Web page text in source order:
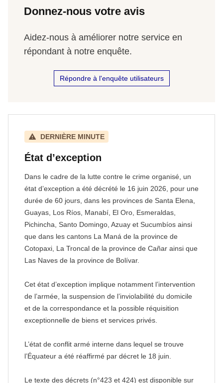
Donnez-nous votre avis
Aidez-nous à améliorer notre service en
répondant à notre enquête.
Répondre à l'enquête utilisateurs
État d’exception
Dans le cadre de la lutte contre le crime organisé, un
état d’exception a été décrété le 16 juin 2026, pour une
durée de 60 jours, dans les provinces de Santa Elena,
Guayas, Los Ríos, Manabí, El Oro, Esmeraldas,
Pichincha, Santo Domingo, Azuay et Sucumbíos ainsi
que dans les cantons La Maná de la province de
Cotopaxi, La Troncal de la province de Cañar ainsi que
Las Naves de la province de Bolívar.
Cet état d’exception implique notamment l’intervention
de l’armée, la suspension de l’inviolabilité du domicile
et de la correspondance et la possible réquisition
exceptionnelle de biens et services privés.
L’état de conflit armé interne dans lequel se trouve
l’Équateur a été réaffirmé par décret le 18 juin.
Le texte des décrets (n°423 et 424) est disponible sur
DERNIÈRE MINUTE